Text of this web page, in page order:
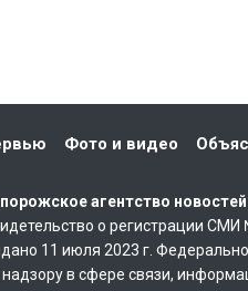
Фото и видео
агентство новостей
о регистрации
11 июля 2023 г.
в сфере связи,